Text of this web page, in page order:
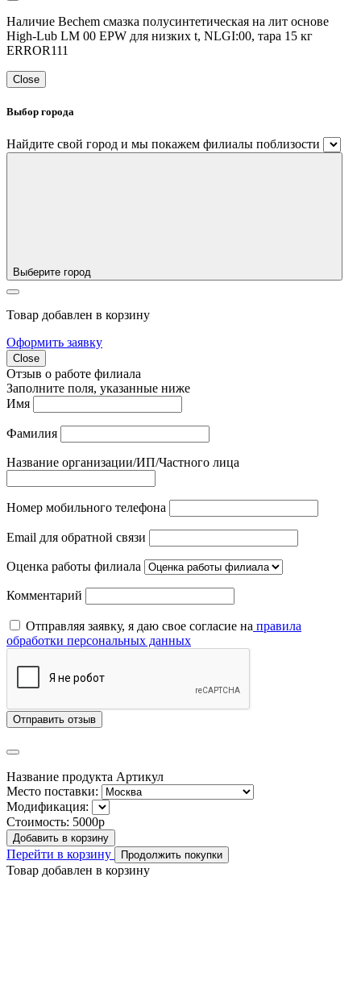
Наличие Bechem смазка полусинтетическая на лит основе
High-Lub LM 00 EPW для низких t, NLGI:00, тара 15 кг
ERROR111
Close
Выбор города
Найдите свой город и мы покажем филиалы поблизости
Выберите город
Товар добавлен в корзину
Оформить заявку
Close
Отзыв о работе филиала
Заполните поля, указанные ниже
Имя
Фамилия
Название организации/ИП/Частного лица
Номер мобильного телефона
Email для обратной связи
Оценка работы филиала
Комментарий
Отправляя заявку, я даю свое согласие на правила
обработки персональных данных
Отправить отзыв
Название продукта Артикул
Место поставки:
Модификация:
Стоимость: 5000р
Добавить в корзину
Перейти в корзину Продолжить покупки
Товар добавлен в корзину